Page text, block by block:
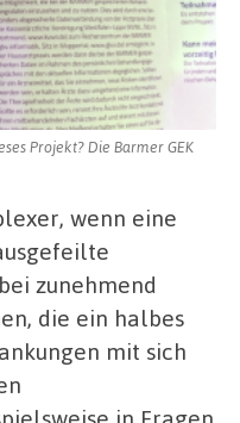
Projekt? Die Barmer GEK
wenn eine
zunehmend
die ein halbes
mit sich